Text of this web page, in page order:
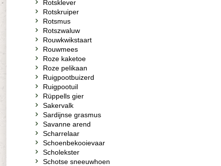
Rotsklever
Rotskruiper
Rotsmus
Rotszwaluw
Rouwkwikstaart
Rouwmees
Roze kaketoe
Roze pelikaan
Ruigpootbuizerd
Ruigpootuil
Rüppells gier
Sakervalk
Sardijnse grasmus
Savanne arend
Scharrelaar
Schoenbekooievaar
Scholekster
Schotse sneeuwhoen